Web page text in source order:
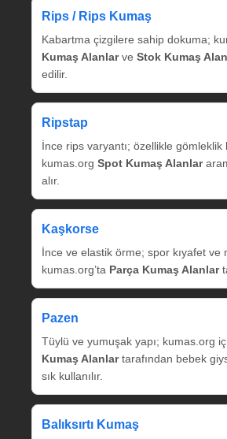
Rips / Rips Kumaş
Kabartma çizgilere sahip dokuma;
Kumaş Alanlarve Stok Kumaş
edilir.
Ripstap
İnce rips varyantı; özellikle gömleklik
kumas.org Spot Kumaş Alanlar
alır.
Kaşkorse
İnce ve elastik örme; spor kıyafet ve
kumas.org’ta Parça Kumaş Alanlar
Pazen
Tüylü ve yumuşak yapı; kumas.org
Kumaş Alanlartarafından bebek
sık kullanılır.
Balıksırtı Kumaş